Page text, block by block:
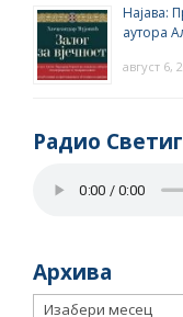
Најава:
аутора
август 6,
Радио
Архива
Архива